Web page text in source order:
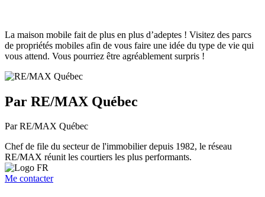
La maison mobile fait de plus en plus d’adeptes ! Visitez des parcs
de propriétés mobiles afin de vous faire une idée du type de vie qui
vous attend. Vous pourriez être agréablement surpris !
Par RE/MAX Québec
Par RE/MAX Québec
Chef de file du secteur de l'immobilier depuis 1982, le réseau
RE/MAX réunit les courtiers les plus performants.
Me contacter